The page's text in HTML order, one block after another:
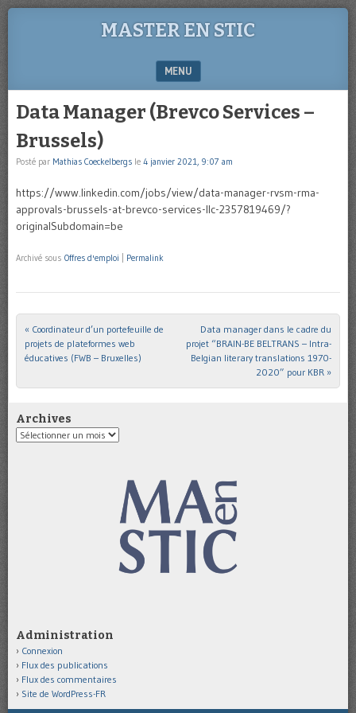
MASTER EN STIC
MENU
Data Manager (Brevco Services –
Brussels)
Posté par Mathias Coeckelbergs le 4 janvier 2021, 9:07 am
https://www.linkedin.com/jobs/view/data-manager-rvsm-rma-
approvals-brussels-at-brevco-services-llc-2357819469/?
originalSubdomain=be
Archivé sous Offres d'emploi Permalink
Post navigation
« Coordinateur d’un portefeuille de
projets de plateformes web
éducatives (FWB – Bruxelles)
Data manager dans le cadre du
projet “BRAIN-BE BELTRANS – Intra-
Belgian literary translations 1970-
2020” pour KBR »
Archives
Archives
Administration
Connexion
Flux des publications
Flux des commentaires
Site de WordPress-FR